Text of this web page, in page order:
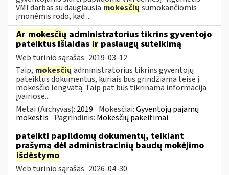
VMI darbas su daugiausia mokesčių sumokančiomis
įmonėmis rodo, kad ...
Ar mokesčių administratorius tikrins gyventojo
pateiktus išlaidas ir paslaugų suteikimą
Web turinio sąrašas 2019-03-12
Taip, mokesčių administratorius tikrins gyventojų
pateiktus dokumentus, kuriais bus grindžiama teisė į
mokesčio lengvatą. Taip pat bus tikrinama informacija
įvairiose...
Metai (Archyvas): 2019 Mokesčiai:Gyventojų pajamų
mokestis Pagrindinis: Mokesčių pakeitimai
pateikti papildomų dokumentų, teikiant
prašymą dėl administracinių baudų mokėjimo
išdėstymo
Web turinio sąrašas 2026-04-30